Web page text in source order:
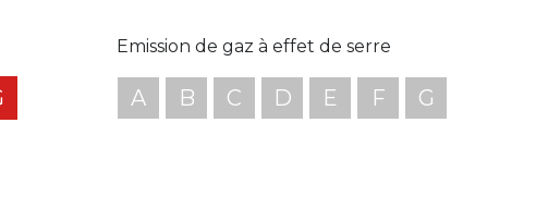
Emission de gaz à effet de serre
A B C D E F G